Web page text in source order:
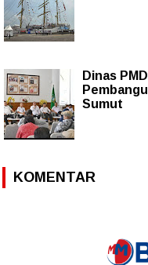
Dinas
Sumut
KOMENTAR